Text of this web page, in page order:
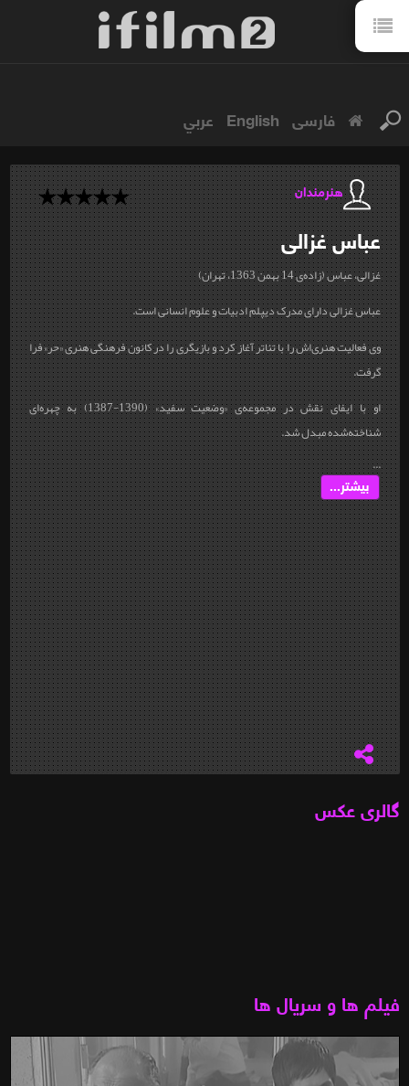
فارسی English عربي
هنرمندان
عباسغزالی
غزالی، عباس (زاده‌ی 14 بهمن 1363، تهران)
عباس غزالی دارای مدرک دیپلم ادبیات و علوم انسانی است.
وی فعالیت هنری‌اش را با تئاتر آغاز کرد و بازیگری را در کانون فرهنگی هنری «حر» فرا
گرفت.
او با ایفای نقش در مجموعه‌ی «وضعیت سفید» (1390-1387) به چهره‌ای
شناخته‌شده مبدل شد.
...
بیشتر...
گالری عکس
فیلم ها و سریال ها